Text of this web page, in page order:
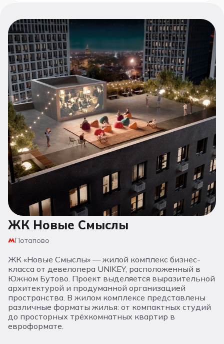
ЖК Новые Смыслы
Потапово
ЖК «Новые Смыслы» — жилой комплекс бизнес-
класса от девелопера UNIKEY, расположенный в
Южном Бутово. Проект выделяется выразительной
архитектурой и продуманной организацией
пространства. В жилом комплексе представлены
различные форматы жилья: от компактных студий
до просторных трёхкомнатных квартир в
евроформате.